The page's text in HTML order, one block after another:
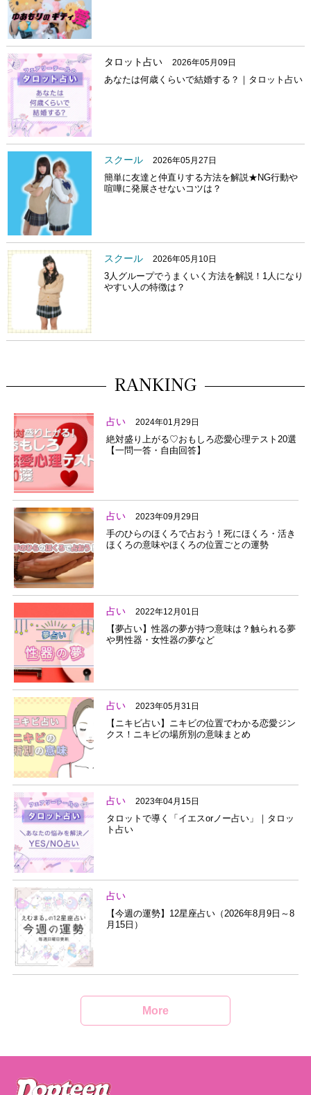
タロット占い 2026年05月09日
あなたは何歳くらいで結婚する？｜タロット占い
スクール 2026年05月27日
簡単に友達と仲直りする方法を解説★NG行動や
喧嘩に発展させないコツは？
スクール 2026年05月10日
3人グループでうまくいく方法を解説！1人になり
やすい人の特徴は？
RANKING
占い 2024年01月29日
絶対盛り上がる♡おもしろ恋愛心理テスト20選
【一問一答・自由回答】
占い 2023年09月29日
手のひらのほくろで占おう！死にほくろ・活き
ほくろの意味やほくろの位置ごとの運勢
占い 2022年12月01日
【夢占い】性器の夢が持つ意味は？触られる夢
や男性器・女性器の夢など
占い 2023年05月31日
【ニキビ占い】ニキビの位置でわかる恋愛ジン
クス！ニキビの場所別の意味まとめ
占い 2023年04月15日
タロットで導く「イエスorノー占い」｜タロッ
ト占い
占い
【今週の運勢】12星座占い（2026年8月9日～8
月15日）
More